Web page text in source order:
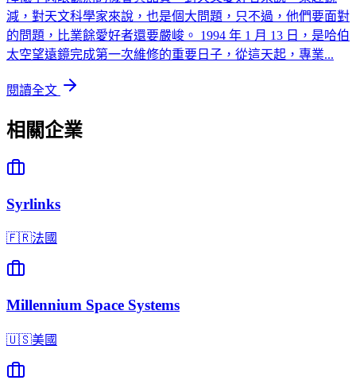
減，對天文科學家來說，也是個大問題，只不過，他們要面對
的問題，比業餘愛好者還要嚴峻。 1994 年 1 月 13 日，是哈伯
太空望遠鏡完成第一次維修的重要日子，從這天起，專業...
閱讀全文
相關企業
Syrlinks
🇫🇷法國
Millennium Space Systems
🇺🇸美國